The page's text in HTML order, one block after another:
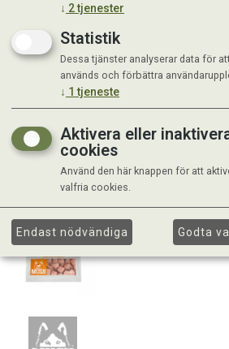
↓ 2tjenester
Statistik
Dessa tjänster analyserar data för
används och förbättra
↓ 1 tjeneste
Aktivera eller
cookies
Använd den här knappen för att
valfria cookies.
Endast nödvändiga Godta val